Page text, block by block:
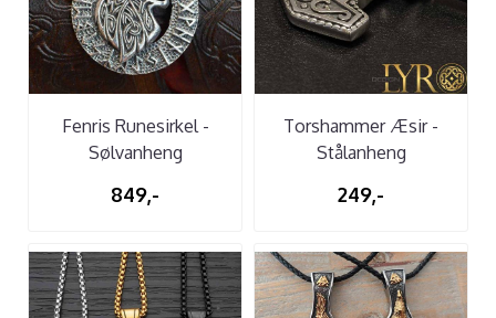
Fenris Runesirkel -
Sølvanheng
849,-
Torshammer Æsir -
Stålanheng
249,-